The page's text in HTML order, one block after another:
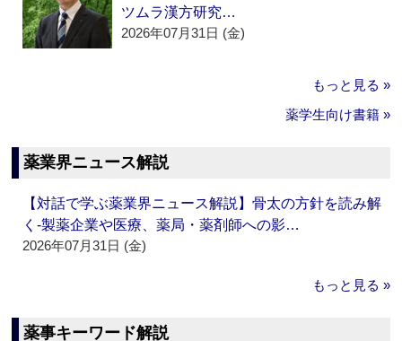
ツムラ漢方研究…
2026年07月31日 (金)
もっと見る »
薬学生向け書籍 »
薬業界ニュース解説
【対話で学ぶ薬業界ニュース解説】骨太の方針を読み解
く‐製薬企業や医療、薬局・薬剤師への影…
2026年07月31日 (金)
もっと見る »
薬事キーワード解説